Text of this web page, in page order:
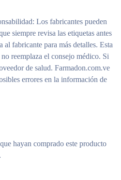
: Los fabricantes pueden
siempre revisa las etiquetas antes
fabricante para más detalles. Esta
reemplaza el consejo médico. Si
de salud. Farmadon.com.ve
errores en la información de
hayan comprado este producto